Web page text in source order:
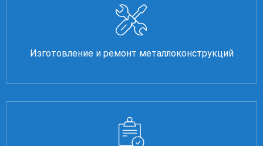
Изготовление и ремонт металлоконструкций